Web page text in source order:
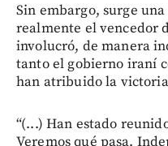
Sin embargo, surge
realmente el vencedor
involucró, de manera
tanto el gobierno iraní
han atribuido la
“(...) Han estado
Veremos qué pasa.